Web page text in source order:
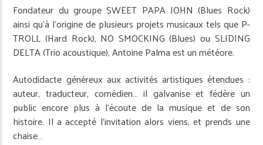
Fondateur du groupe SWEET PAPA JOHN (Blues Rock)
ainsi qu’à l’origine de plusieurs projets musicaux tels que P-
TROLL (Hard Rock), NO SMOCKING (Blues) ou SLIDING
DELTA (Trio acoustique), Antoine Palma est un météore.
Autodidacte généreux aux activités artistiques étendues :
auteur, traducteur, comédien… il galvanise et fédère un
public encore plus à l’écoute de la musique et de son
histoire. Il a accepté l’invitation alors viens, et prends une
chaise…